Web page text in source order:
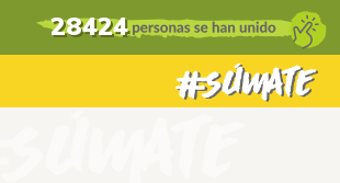
28424